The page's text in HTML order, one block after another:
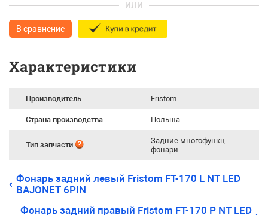
ИЛИ
В сравнение
Характеристики
Производитель Fristom
Страна производства Польша
Тип запчасти
Задние многофункц.
фонари
Фонарь задний левый Fristom FT-170 L NT LED
BAJONET 6PIN
Фонарь задний правый Fristom FT-170 P NT LED